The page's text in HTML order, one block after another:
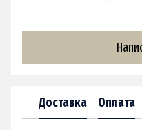
Доставка Оплата